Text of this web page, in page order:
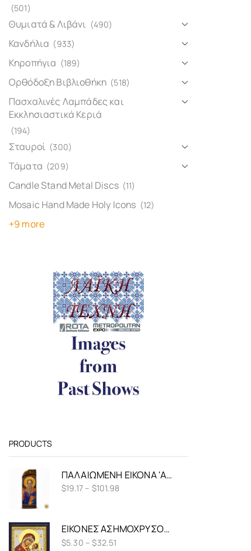
(501)
Θυμιατά & Λιβάνι (490)
Κανδήλια (933)
Κηροπήγια (189)
Ορθόδοξη Βιβλιοθήκη (518)
Πασχαλινές Λαμπάδες και
Εκκλησιαστικά Κεριά
(194)
Σταυροί (300)
Τάματα (209)
Candle Stand Metal Discs (11)
Mosaic Hand Made Holy Icons (12)
+9 more
PRODUCTS
ΠΑΛΑΙΩΜΈΝΗ ΕΙΚΌΝΑ 'ΑΓΙΟΣ ΧΑΡΆΛΑΜΠΟΣ ΣΕ ΦΥΣΙΚΌ ΞΎΛΟ
$19.17 – $101.98
ΕΙΚΌΝΕΣ ΑΣΗΜΟΧΡΥΣΟΤΥΠΊΑ ΠΑΝΑΓΊΑ ΑΓΆΠΗΣ
$5.30 – $32.51